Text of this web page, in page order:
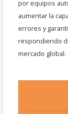
por equipos
aumentar la
errores y
respondiendo
mercado global.